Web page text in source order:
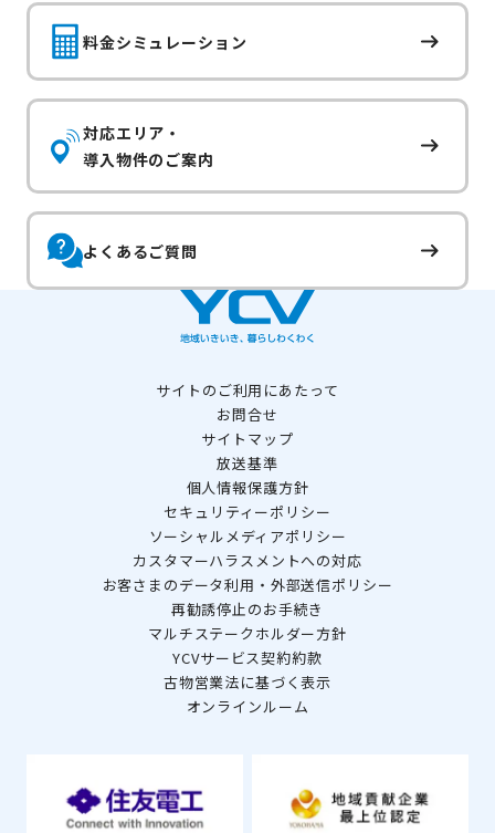
料金シミュレーション
対応エリア・
導入物件のご案内
よくあるご質問
サイトのご利用にあたって
お問合せ
サイトマップ
放送基準
個人情報保護方針
セキュリティーポリシー
ソーシャルメディアポリシー
カスタマーハラスメントへの対応
お客さまのデータ利用・外部送信ポリシー
再勧誘停止のお手続き
マルチステークホルダー方針
YCVサービス契約約款
古物営業法に基づく表示
オンラインルーム